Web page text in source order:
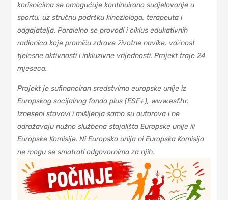
korisnicima se omogućuje kontinuirano sudjelovanje u
sportu, uz stručnu podršku kineziologa, terapeuta i
odgajatelja. Paralelno se provodi i ciklus edukativnih
radionica koje promiču zdrave životne navike, važnost
tjelesne aktivnosti i inkluzivne vrijednosti. Projekt traje 24
mjeseca.
Projekt je sufinanciran sredstvima europske unije iz
Europskog socijalnog fonda plus (ESF+), www.esf.hr.
Izneseni stavovi i mišljenja samo su autorova i ne
odražavaju nužno službena stajališta Europske unije ili
Europske Komisije. Ni Europska unija ni Europska Komisija
ne mogu se smatrati odgovornima za njih.